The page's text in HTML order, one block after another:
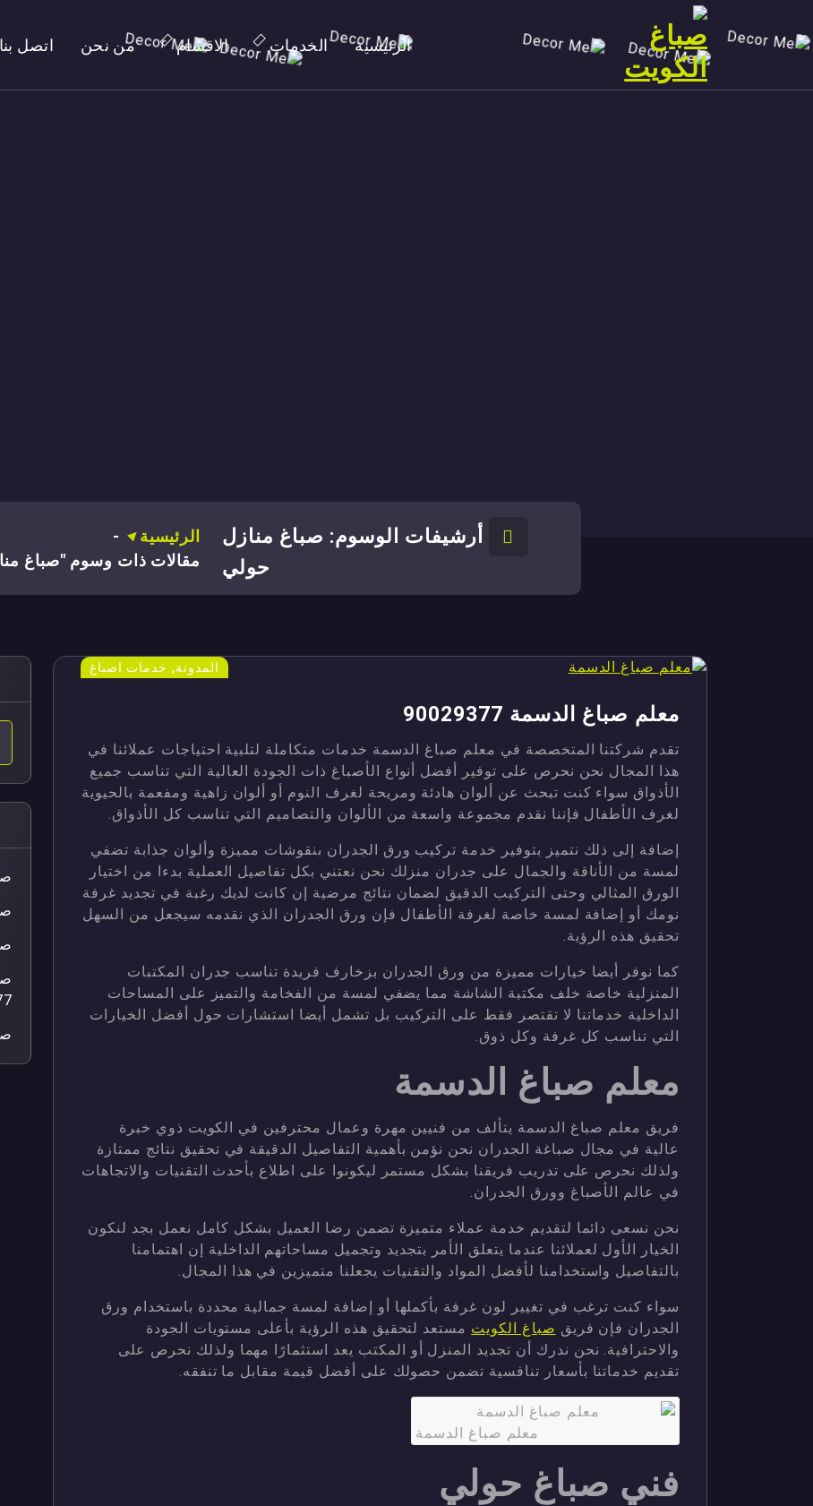
to
content
الرئيسية الخدمات الاقسام من نحن اتصل بنا
أرشيفات الوسوم: صباغ منازل
حولي
الرئيسية
-
مقالات ذات وسوم "صباغ
المدونة, خدمات اصباغ
معلم صباغ الدسمة 90029377
تقدم شركتنا المتخصصة في معلم صباغ الدسمة خدمات متكاملة لتلبية احتياجات عملائنا في
هذا المجال نحن نحرص على توفير أفضل أنواع الأصباغ ذات الجودة العالية التي تناسب جميع
الأذواق سواء كنت تبحث عن ألوان هادئة ومريحة لغرف النوم أو ألوان زاهية ومفعمة بالحيوية
لغرف الأطفال فإننا نقدم مجموعة واسعة من الألوان والتصاميم التي تناسب كل الأذواق.
إضافة إلى ذلك نتميز بتوفير خدمة تركيب ورق الجدران بنقوشات مميزة وألوان جذابة تضفي
لمسة من الأناقة والجمال على جدران منزلك نحن نعتني بكل تفاصيل العملية بدءا من اختيار
الورق المثالي وحتى التركيب الدقيق لضمان نتائج مرضية إن كانت لديك رغبة في تجديد غرفة
نومك أو إضافة لمسة خاصة لغرفة الأطفال فإن ورق الجدران الذي نقدمه سيجعل من السهل
تحقيق هذه الرؤية.
كما نوفر أيضا خيارات مميزة من ورق الجدران بزخارف فريدة تناسب جدران المكتبات
المنزلية خاصة خلف مكتبة الشاشة مما يضفي لمسة من الفخامة والتميز على المساحات
الداخلية خدماتنا لا تقتصر فقط على التركيب بل تشمل أيضا استشارات حول أفضل الخيارات
التي تناسب كل غرفة وكل ذوق.
معلم صباغ الدسمة
فريق معلم صباغ الدسمة يتألف من فنيين مهرة وعمال محترفين في الكويت ذوي خبرة
عالية في مجال صباغة الجدران نحن نؤمن بأهمية التفاصيل الدقيقة في تحقيق نتائج ممتازة
ولذلك نحرص على تدريب فريقنا بشكل مستمر ليكونوا على اطلاع بأحدث التقنيات والاتجاهات
في عالم الأصباغ وورق الجدران.
نحن نسعى دائما لتقديم خدمة عملاء متميزة تضمن رضا العميل بشكل كامل نعمل بجد لنكون
الخيار الأول لعملائنا عندما يتعلق الأمر بتجديد وتجميل مساحاتهم الداخلية إن اهتمامنا
بالتفاصيل واستخدامنا لأفضل المواد والتقنيات يجعلنا متميزين في هذا المجال.
سواء كنت ترغب في تغيير لون غرفة بأكملها أو إضافة لمسة جمالية محددة باستخدام ورق
الجدران فإن فريق صباغ الكويت مستعد لتحقيق هذه الرؤية بأعلى مستويات الجودة
والاحترافية. نحن ندرك أن تجديد المنزل أو المكتب يعد استثمارًا مهما ولذلك نحرص على
تقديم خدماتنا بأسعار تنافسية تضمن حصولك على أفضل قيمة مقابل ما تنفقه.
معلم صباغ الدسمة
فني صباغ حولي